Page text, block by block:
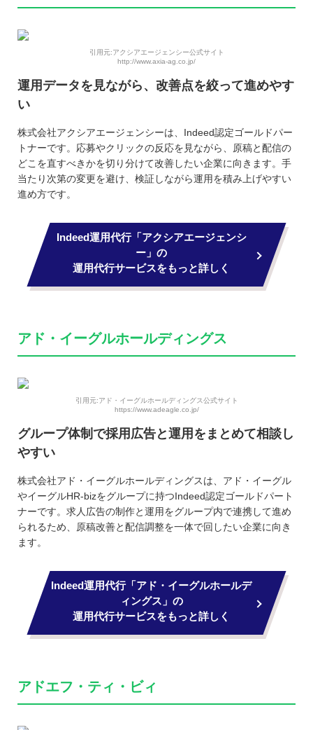
引用元:アクシアエージェンシー公式サイト
http://www.axia-ag.co.jp/
運用データを見ながら、改善点を絞って進めやす
い
株式会社アクシアエージェンシーは、Indeed認定ゴールドパー
トナーです。応募やクリックの反応を見ながら、原稿と配信の
どこを直すべきかを切り分けて改善したい企業に向きます。手
当たり次第の変更を避け、検証しながら運用を積み上げやすい
進め方です。
Indeed運用代行「アクシアエージェンシ
ー」の
運用代行サービスをもっと詳しく
アド・イーグルホールディングス
引用元:アド・イーグルホールディングス公式サイト
https://www.adeagle.co.jp/
グループ体制で採用広告と運用をまとめて相談し
やすい
株式会社アド・イーグルホールディングスは、アド・イーグル
やイーグルHR-bizをグループに持つIndeed認定ゴールドパート
ナーです。求人広告の制作と運用をグループ内で連携して進め
られるため、原稿改善と配信調整を一体で回したい企業に向き
ます。
Indeed運用代行「アド・イーグルホールデ
ィングス」の
運用代行サービスをもっと詳しく
アドエフ・ティ・ビィ